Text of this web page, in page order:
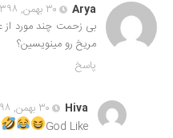
Arya
۳۰ بهمن, ۱۳۹۸ در ۳:۰۷ ب٫ظ
بی زحمت چند مورد از
مریخ رو مینویسین؟
پاسخ
Hiva
۳۰ بهمن, ۱۳۹۸ در ۱۰:۲۳ ب٫ظ
God Like